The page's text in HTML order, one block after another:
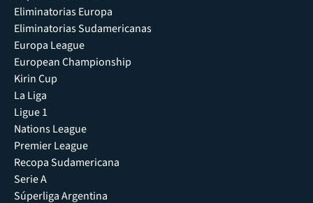
Eliminatorias Europa
Eliminatorias Sudamericanas
Europa League
European Championship
Kirin Cup
La Liga
Ligue 1
Nations League
Premier League
Recopa Sudamericana
Serie A
Súperliga Argentina